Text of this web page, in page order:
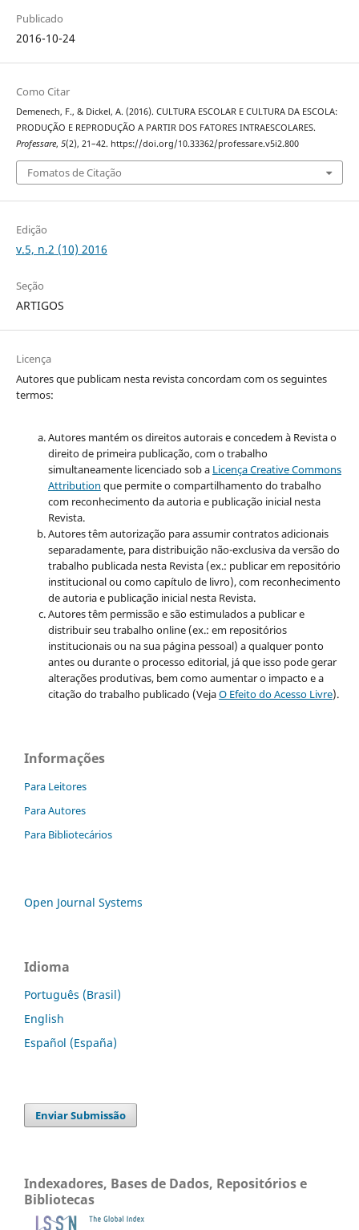
Publicado
2016-10-24
Como Citar
Demenech, F., & Dickel, A. (2016). CULTURA ESCOLAR E CULTURA DA ESCOLA:
PRODUÇÃO E REPRODUÇÃO A PARTIR DOS FATORES INTRAESCOLARES.
Professare, 5(2), 21–42. https://doi.org/10.33362/professare.v5i2.800
Fomatos de Citação
Edição
v.5, n.2 (10) 2016
Seção
ARTIGOS
Licença
Autores que publicam nesta revista concordam com os seguintes
termos:
Autores mantém os direitos autorais e concedem à Revista o
direito de primeira publicação, com o trabalho
simultaneamente licenciado sob a Licença Creative Commons
Attribution que permite o compartilhamento do trabalho
com reconhecimento da autoria e publicação inicial nesta
Revista.
Autores têm autorização para assumir contratos adicionais
separadamente, para distribuição não-exclusiva da versão do
trabalho publicada nesta Revista (ex.: publicar em repositório
institucional ou como capítulo de livro), com reconhecimento
de autoria e publicação inicial nesta Revista.
Autores têm permissão e são estimulados a publicar e
distribuir seu trabalho online (ex.: em repositórios
institucionais ou na sua página pessoal) a qualquer ponto
antes ou durante o processo editorial, já que isso pode gerar
alterações produtivas, bem como aumentar o impacto e a
citação do trabalho publicado (VejaO Efeito do Acesso Livre).
Informações
Para Leitores
Para Autores
Para Bibliotecários
Open Journal Systems
Idioma
Português (Brasil)
English
Español (España)
Enviar Submissão
Indexadores, Bases de Dados, Repositórios e
Bibliotecas